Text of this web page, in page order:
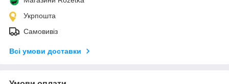
Укрпошта
Самовивіз
Всі умови доставки